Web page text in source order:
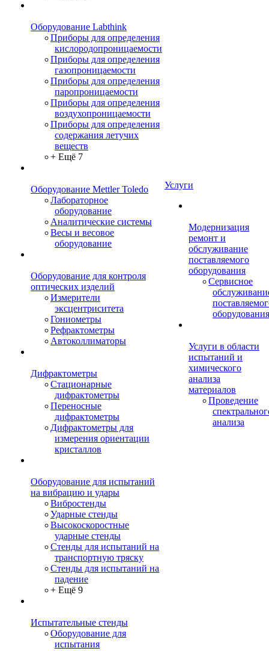
Оборудование Labthink
Приборы для определения
кислородопроницаемости
Приборы для определения
газопроницаемости
Приборы для определения
паропроницаемости
Приборы для определения
воздухопроницаемости
Приборы для определения
содержания летучих
веществ
+ Ещё 7
Оборудование Mettler Toledo
Лабораторное
оборудование
Аналитические системы
Весы и весовое
оборудование
Оборудование для контроля
оптических изделий
Измерители
эксцентриситета
Гониометры
Рефрактометры
Автоколлиматоры
Дифрактометры
Стационарные
дифрактометры
Переносные
дифрактометры
Дифрактометры для
измерения ориентации
кристаллов
Оборудование для испытаний
на вибрацию и удары
Вибростенды
Ударные стенды
Высокоскоростные
ударные стенды
Стенды для испытаний на
транспортную тряску
Стенды для испытаний на
падение
+ Ещё 9
Испытательные стенды
Оборудование для
испытания
Услуги
Модернизация
ремонт и
обслуживание
поставляемого
оборудования
Сервисное
оборудования
Услуги в области
испытаний и
химического
анализа
материалов
Проведение
анализа